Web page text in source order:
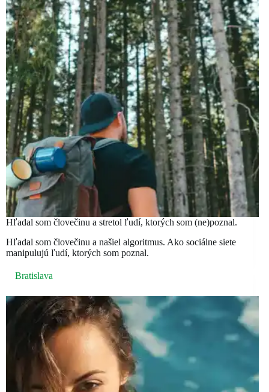
Hľadal som človečinu a stretol ľudí, ktorých som (ne)poznal.
Hľadal som človečinu a našiel algoritmus. Ako sociálne siete
manipulujú ľudí, ktorých som poznal.
Bratislava